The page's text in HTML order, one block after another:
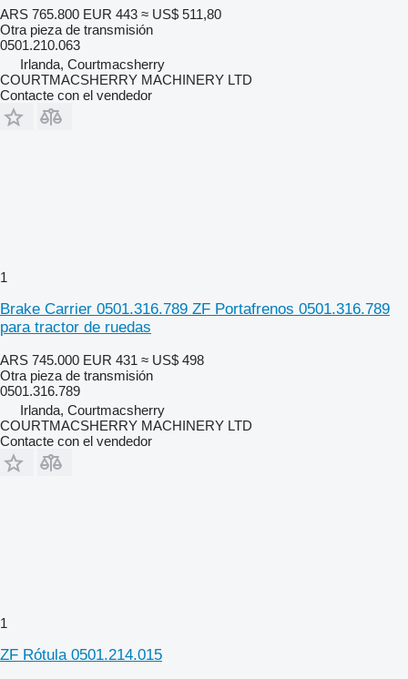
ARS 765.800 EUR 443 ≈ US$ 511,80
Otra pieza de transmisión
0501.210.063
Irlanda, Courtmacsherry
COURTMACSHERRY MACHINERY LTD
Contacte con el vendedor
1
Brake Carrier 0501.316.789 ZF Portafrenos 0501.316.789
para tractor de ruedas
ARS 745.000 EUR 431 ≈ US$ 498
Otra pieza de transmisión
0501.316.789
Irlanda, Courtmacsherry
COURTMACSHERRY MACHINERY LTD
Contacte con el vendedor
1
ZF Rótula 0501.214.015